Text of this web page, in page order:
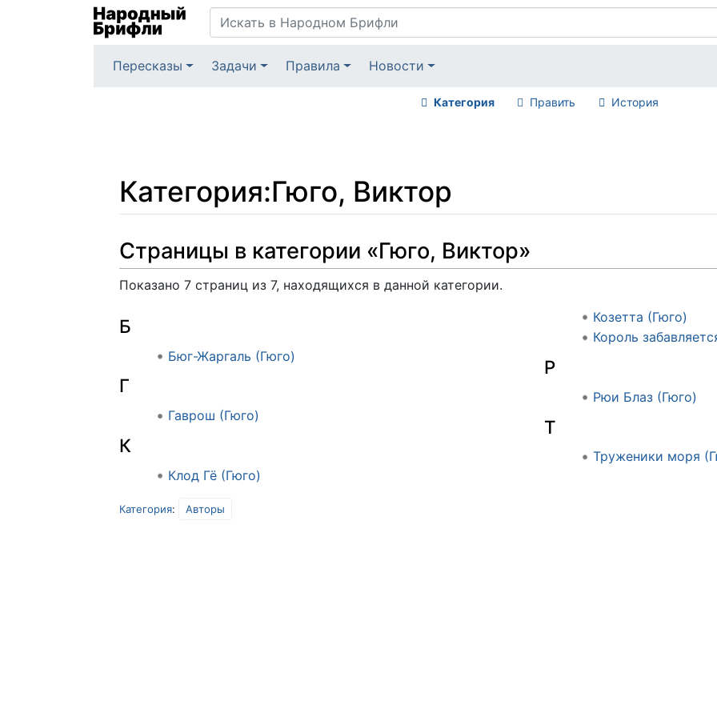
Пересказы Задачи Правила Новости
Категория Править История
Категория:Гюго, Виктор
Страницы в категории «Гюго, Виктор»
Показано 7 страниц из 7, находящихся в данной категории.
Б
Бюг-Жаргаль (Гюго)
Г
Гаврош (Гюго)
К
Клод Гё (Гюго)
Козетта (Гюго)
Король
Р
Рюи Блаз (Гюго)
Т
Труженики моря
Категория: Авторы